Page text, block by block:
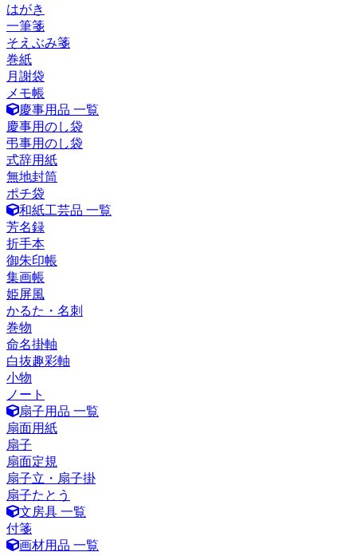
はがき
一筆箋
そえぶみ箋
巻紙
月謝袋
メモ帳
慶事用品 一覧
慶事用のし袋
弔事用のし袋
式辞用紙
無地封筒
ポチ袋
和紙工芸品 一覧
芳名録
折手本
御朱印帳
集画帳
姫屏風
かるた・名刺
巻物
命名掛軸
白抜趣彩軸
小物
ノート
扇子用品 一覧
扇面用紙
扇子
扇面定規
扇子立・扇子掛
扇子たとう
文房具 一覧
付箋
画材用品 一覧